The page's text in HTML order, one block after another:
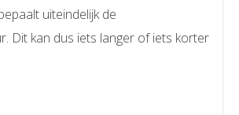
uiteindelijk de
Dit kan dus iets langer of iets korter